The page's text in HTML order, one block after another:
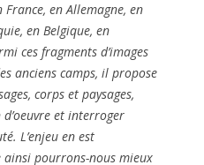
en Allemagne, en
en Belgique, en
ces fragments d’images
anciens camps, il propose
corps et paysages,
et interroger
L’enjeu en est
pourrons-nous mieux